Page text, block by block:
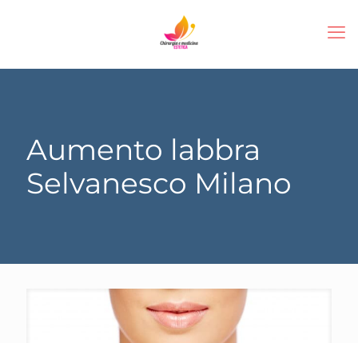
Aumento labbra
Selvanesco Milano